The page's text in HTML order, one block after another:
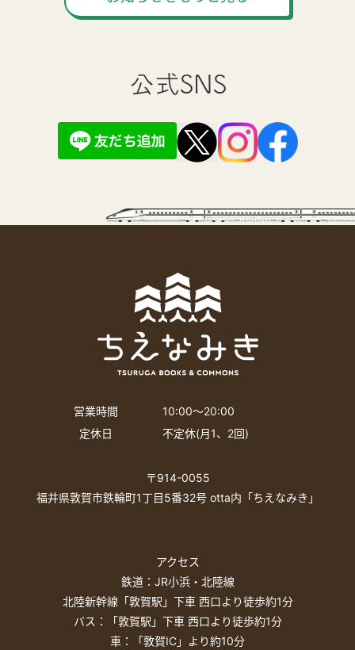
公式SNS
営業時間
10:00〜20:00
定休日
不定休(月1、2回)
〒914-0055
福井県敦賀市鉄輪町1丁目5番32号 otta内「ちえなみき」
アクセス
鉄道：JR小浜・北陸線
北陸新幹線「敦賀駅」下車 西口より徒歩約1分
バス：「敦賀駅」下車 西口より徒歩約1分
車：「敦賀IC」より約10分